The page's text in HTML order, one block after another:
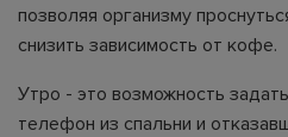
позволяя организму
снизить зависимость от кофе.
Утро - это возможность
телефон из спальни и